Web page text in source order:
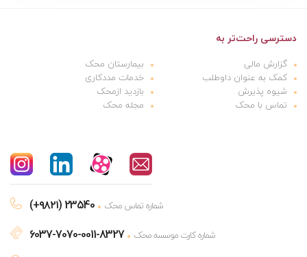
دسترسی راحت‌تر به
گزارش مالی
بیمارستان محک
کمک به عنوان داوطلب
خدمات مددکاری
شیوه پذیرش
بازدید ازمحک
تماس با محک
مجله محک
(+۹۸۲۱) 23540 شماره تماس محک
6037-7070-0011-8327
شماره کارت موسسه محک